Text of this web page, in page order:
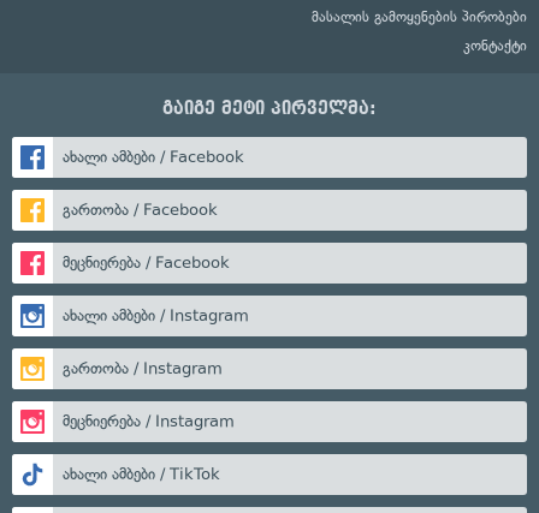
მასალის გამოყენების პირობები
კონტაქტი
გაიგე მეტი პირველმა:
ახალი ამბები / Facebook
გართობა / Facebook
მეცნიერება / Facebook
ახალი ამბები / Instagram
გართობა / Instagram
მეცნიერება / Instagram
ახალი ამბები / TikTok